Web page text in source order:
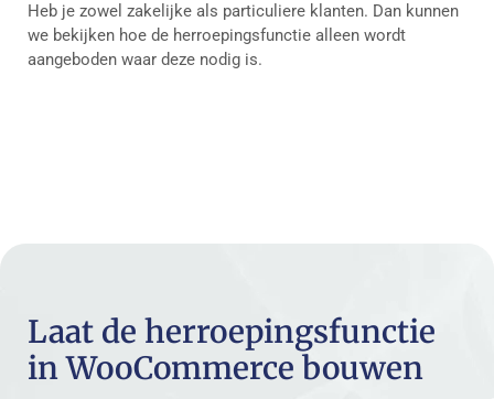
Heb je zowel zakelijke als particuliere klanten. Dan kunnen
we bekijken hoe de herroepingsfunctie alleen wordt
aangeboden waar deze nodig is.
Laat de herroepingsfunctie
in WooCommerce bouwen